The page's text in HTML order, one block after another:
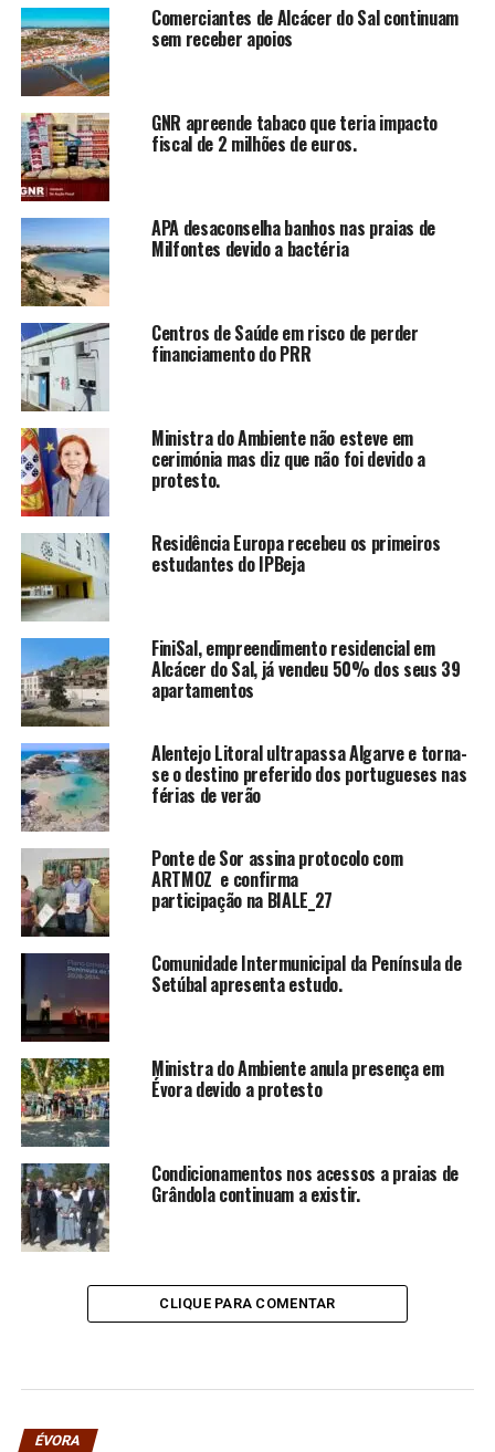
Comerciantes de Alcácer do Sal continuam
sem receber apoios
GNR apreende tabaco que teria impacto
fiscal de 2 milhões de euros.
APA desaconselha banhos nas praias de
Milfontes devido a bactéria
Centros de Saúde em risco de perder
financiamento do PRR
Ministra do Ambiente não esteve em
cerimónia mas diz que não foi devido a
protesto.
Residência Europa recebeu os primeiros
estudantes do IPBeja
FiniSal, empreendimento residencial em
Alcácer do Sal, já vendeu 50% dos seus 39
apartamentos
Alentejo Litoral ultrapassa Algarve e torna-
se o destino preferido dos portugueses nas
férias de verão
Ponte de Sor assina protocolo com
ARTMOZ e confirma
participação na BIALE_27
Comunidade Intermunicipal da Península de
Setúbal apresenta estudo.
Ministra do Ambiente anula presença em
Évora devido a protesto
Condicionamentos nos acessos a praias de
Grândola continuam a existir.
CLIQUE PARA COMENTAR
ÉVORA